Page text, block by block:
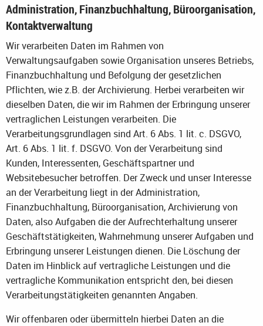
Administration, Finanzbuchhaltung, Büroorganisation,
Kontaktverwaltung
Wir verarbeiten Daten im Rahmen von
Verwaltungsaufgaben sowie Organisation unseres Betriebs,
Finanzbuchhaltung und Befolgung der gesetzlichen
Pflichten, wie z.B. der Archivierung. Herbei verarbeiten wir
dieselben Daten, die wir im Rahmen der Erbringung unserer
vertraglichen Leistungen verarbeiten. Die
Verarbeitungsgrundlagen sind Art. 6 Abs. 1 lit. c. DSGVO,
Art. 6 Abs. 1 lit. f. DSGVO. Von der Verarbeitung sind
Kunden, Interessenten, Geschäftspartner und
Websitebesucher betroffen. Der Zweck und unser Interesse
an der Verarbeitung liegt in der Administration,
Finanzbuchhaltung, Büroorganisation, Archivierung von
Daten, also Aufgaben die der Aufrechterhaltung unserer
Geschäftstätigkeiten, Wahrnehmung unserer Aufgaben und
Erbringung unserer Leistungen dienen. Die Löschung der
Daten im Hinblick auf vertragliche Leistungen und die
vertragliche Kommunikation entspricht den, bei diesen
Verarbeitungstätigkeiten genannten Angaben.
Wir offenbaren oder übermitteln hierbei Daten an die